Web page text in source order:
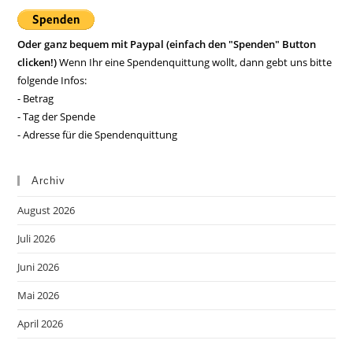
Oder ganz bequem mit Paypal (einfach den "Spenden" Button
clicken!)Wenn Ihr eine Spendenquittung wollt, dann gebt uns bitte
folgende Infos:
- Betrag
- Tag der Spende
- Adresse für die Spendenquittung
Archiv
August 2026
Juli 2026
Juni 2026
Mai 2026
April 2026